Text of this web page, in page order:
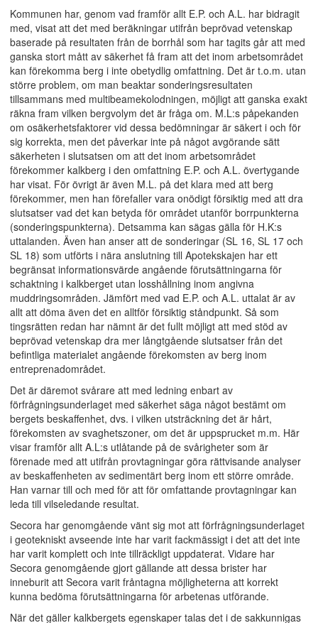
Kommunen har, genom vad framför allt E.P. och A.L. har bidragit
med, visat att det med beräkningar utifrån beprövad vetenskap
baserade på resultaten från de borrhål som har tagits går att med
ganska stort mått av säkerhet få fram att det inom arbetsområdet
kan förekomma berg i inte obetydlig omfattning. Det är t.o.m. utan
större problem, om man beaktar sonderingsresultaten
tillsammans med multibeamekolodningen, möjligt att ganska exakt
räkna fram vilken bergvolym det är fråga om. M.L:s påpekanden
om osäkerhetsfaktorer vid dessa bedömningar är säkert i och för
sig korrekta, men det påverkar inte på något avgörande sätt
säkerheten i slutsatsen om att det inom arbetsområdet
förekommer kalkberg i den omfattning E.P. och A.L. övertygande
har visat. För övrigt är även M.L. på det klara med att berg
förekommer, men han förefaller vara onödigt försiktig med att dra
slutsatser vad det kan betyda för området utanför borrpunkterna
(sonderingspunkterna). Detsamma kan sägas gälla för H.K:s
uttalanden. Även han anser att de sonderingar (SL 16, SL 17 och
SL 18) som utförts i nära anslutning till Apotekskajen har ett
begränsat informationsvärde angående förutsättningarna för
schaktning i kalkberget utan losshållning inom angivna
muddringsområden. Jämfört med vad E.P. och A.L. uttalat är av
allt att döma även det en alltför försiktig ståndpunkt. Så som
tingsrätten redan har nämnt är det fullt möjligt att med stöd av
beprövad vetenskap dra mer långtgående slutsatser från det
befintliga materialet angående förekomsten av berg inom
entreprenadområdet.
Det är däremot svårare att med ledning enbart av
förfrågningsunderlaget med säkerhet säga något bestämt om
bergets beskaffenhet, dvs. i vilken utsträckning det är hårt,
förekomsten av svaghetszoner, om det är uppsprucket m.m. Här
visar framför allt A.L:s utlåtande på de svårigheter som är
förenade med att utifrån provtagningar göra rättvisande analyser
av beskaffenheten av sedimentärt berg inom ett större område.
Han varnar till och med för att för omfattande provtagningar kan
leda till vilseledande resultat.
Secora har genomgående vänt sig mot att förfrågningsunderlaget
i geotekniskt avseende inte har varit fackmässigt i det att det inte
har varit komplett och inte tillräckligt uppdaterat. Vidare har
Secora genomgående gjort gällande att dessa brister har
inneburit att Secora varit fråntagna möjligheterna att korrekt
kunna bedöma förutsättningarna för arbetenas utförande.
När det gäller kalkbergets egenskaper talas det i de sakkunnigas